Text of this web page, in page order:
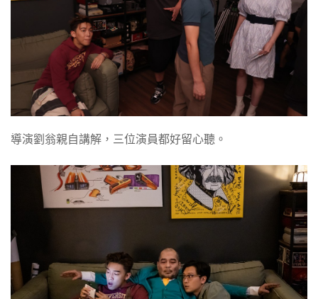
導演劉翁親自講解，三位演員都好留心聽。